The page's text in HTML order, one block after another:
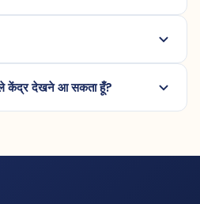
केंद्र देखने आ सकता हूँ?